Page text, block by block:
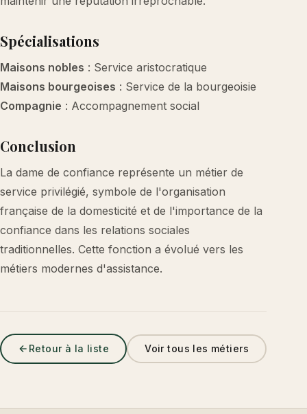
Spécialisations
Maisons nobles : Service aristocratique
Maisons bourgeoises : Service de la bourgeoisie
Compagnie : Accompagnement social
Conclusion
La dame de confiance représente un métier de
service privilégié, symbole de l'organisation
française de la domesticité et de l'importance de la
confiance dans les relations sociales
traditionnelles. Cette fonction a évolué vers les
métiers modernes d'assistance.
Retour à la liste Voir tous les métiers